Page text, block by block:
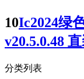
10Ic2024绿
v20.5.0.48
分类列表